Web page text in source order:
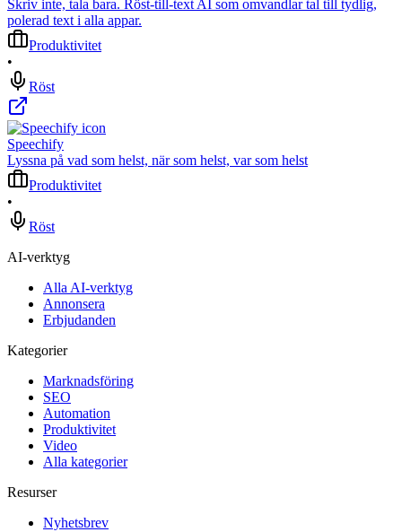
Skriv inte, tala bara. Röst-till-text AI som omvandlar tal till tydlig,
polerad text i alla appar.
Produktivitet
•
Röst
Speechify
Lyssna på vad som helst, när som helst, var som helst
Produktivitet
•
Röst
AI-verktyg
Alla AI-verktyg
Annonsera
Erbjudanden
Kategorier
Marknadsföring
SEO
Automation
Produktivitet
Video
Alla kategorier
Resurser
Nyhetsbrev